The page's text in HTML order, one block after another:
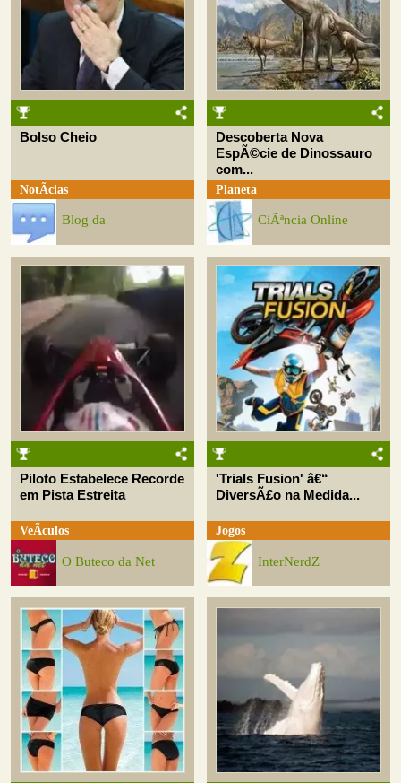
Bolso Cheio
NotÃ­cias
Blog da
Descoberta Nova
EspÃ©cie de Dinossauro
com...
Planeta
CiÃªncia Online
Piloto Estabelece Recorde
em Pista Estreita
VeÃ­culos
O Buteco da Net
'Trials Fusion' â€“
DiversÃ£o na Medida...
Jogos
InterNerdZ